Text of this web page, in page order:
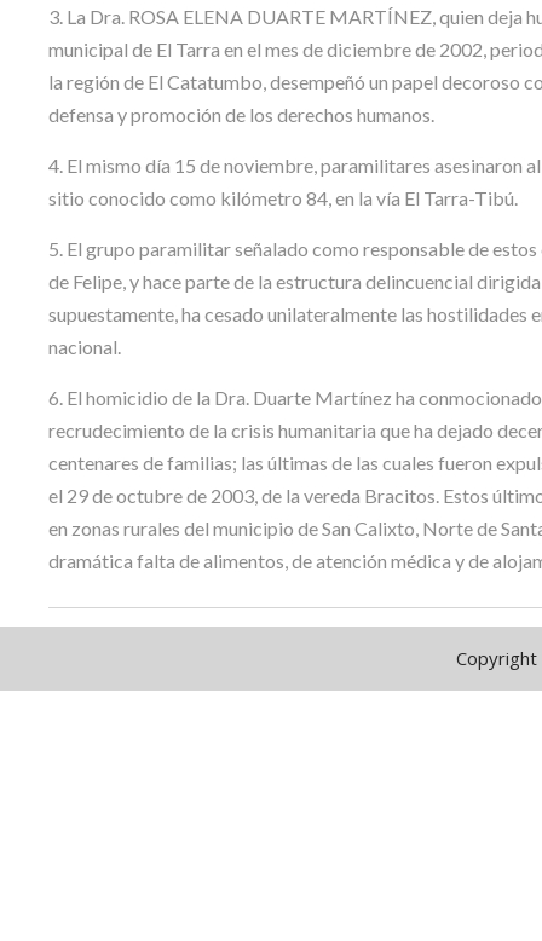
3. La Dra. ROSA ELENA DUARTE MARTÍNEZ, quien deja
municipal de El Tarra en el mes de diciembre de 2002,
la región de El Catatumbo, desempeñó un papel decoroso
defensa y promoción de los derechos humanos.
4. El mismo día 15 de noviembre, paramilitares asesinaron
sitio conocido como kilómetro 84, en la vía El Tarra-Tibú.
5. El grupo paramilitar señalado como responsable de
de Felipe, y hace parte de la estructura delincuencial
supuestamente, ha cesado unilateralmente las
nacional.
6. El homicidio de la Dra. Duarte Martínez ha
recrudecimiento de la crisis humanitaria que ha dejado
centenares de familias; las últimas de las cuales fueron
el 29 de octubre de 2003, de la vereda Bracitos. Estos
en zonas rurales del municipio de San Calixto, Norte de
dramática falta de alimentos, de atención médica y de
Copyright